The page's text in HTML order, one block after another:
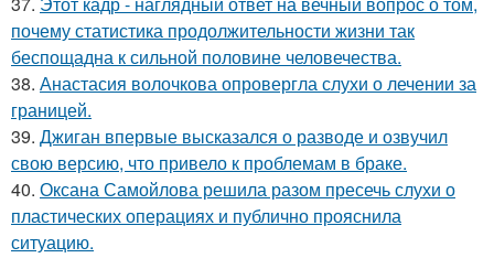
почему статистика продолжительности жизни так
беспощадна к сильной половине человечества.
38. Анастасия волочкова опровергла слухи о лечении за
границей.
39. Джиган впервые высказался о разводе и озвучил
свою версию, что привело к проблемам в браке.
40. Оксана Самойлова решила разом пресечь слухи о
пластических операциях и публично прояснила
ситуацию.